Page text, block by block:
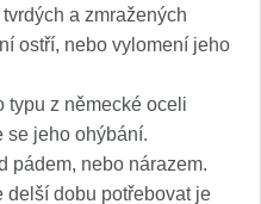
a zmražených
ostří, nebo vylomení jeho
typu z německé oceli
se jeho ohýbání.
pádem, nebo nárazem.
delší dobu potřebovat je